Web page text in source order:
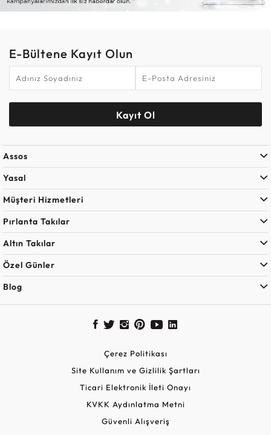
E-Bültene Kayıt Olun
Kayıt Ol
Assos
Yasal
Müşteri Hizmetleri
Pırlanta Takılar
Altın Takılar
Özel Günler
Blog
Çerez Politikası
Site Kullanım ve Gizlilik Şartları
Ticari Elektronik İleti Onayı
KVKK Aydınlatma Metni
Güvenli Alışveriş